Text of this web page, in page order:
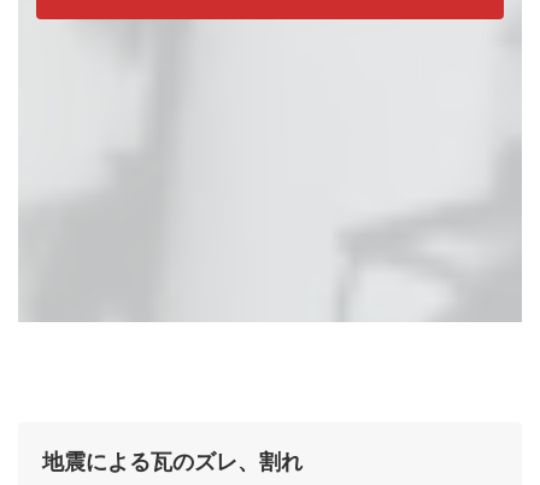
地震による瓦のズレ、割れ